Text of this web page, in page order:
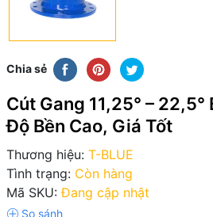
Chia sẻ
Cút Gang 11,25° – 22,5°
Độ Bền Cao, Giá Tốt
Thương hiệu: T-BLUE
Tình trạng: Còn hàng
Mã SKU: Đang cập nhật